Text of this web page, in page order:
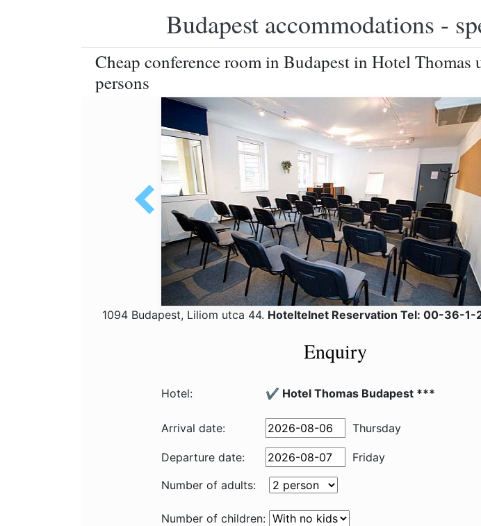
Budapest accommodations -
Cheap conference room in Budapest in Hotel Thomas
persons
1094 Budapest, Liliom utca 44. Hoteltelnet Reservation Tel: 00-36-1-
Enquiry
Hotel: ✔️ Hotel Thomas Budapest ***
Arrival date: Thursday
Departure date:
Friday
Number of adults:
Number of children: